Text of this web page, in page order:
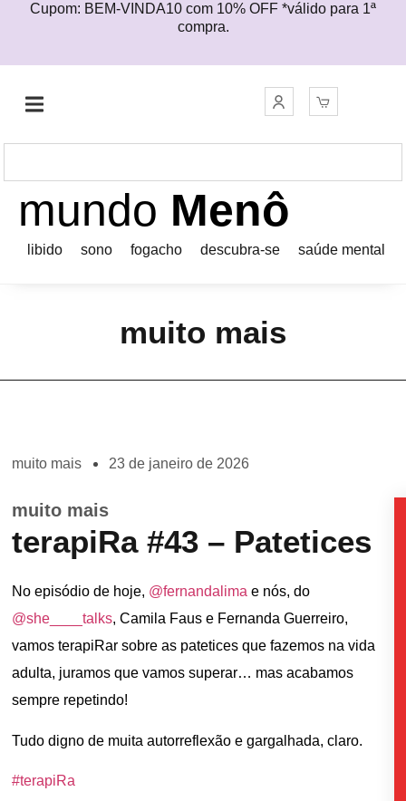
Cupom: BEM-VINDA10 com 10% OFF *válido para 1ª
compra.
libido sono fogacho descubra-se saúde mental
mundo Menô
muito mais
muito mais 23 de janeiro de 2026
muito mais
terapiRa #43 – Patetices
No episódio de hoje, @fernandalima e nós, do
@she____talks, Camila Faus e Fernanda Guerreiro,
vamos terapiRar sobre as patetices que fazemos na vida
adulta, juramos que vamos superar… mas acabamos
sempre repetindo!
Tudo digno de muita autorreflexão e gargalhada, claro.
#terapiRa